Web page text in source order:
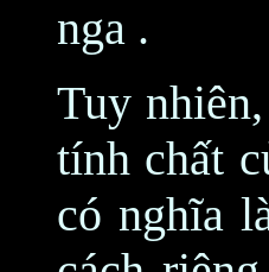
nga .
Tuy
tính chất
có nghĩa